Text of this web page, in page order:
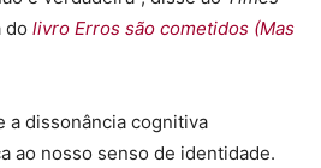
do livro Erros são cometidos (Mas
a dissonância cognitiva
ao nosso senso de identidade.